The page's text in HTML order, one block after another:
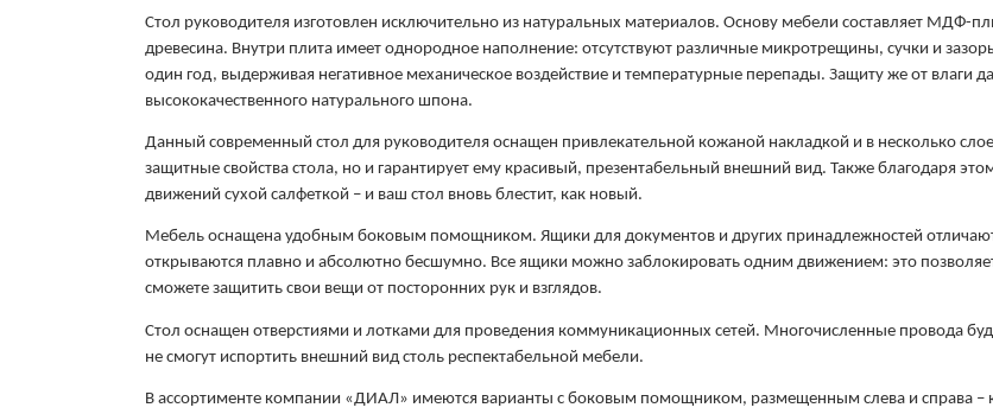
Стол руководителя изготовлен исключительно из натуральных материалов. Основу мебели составляет МДФ-
древесина. Внутри плита имеет однородное наполнение: отсутствуют различные микротрещины, сучки и
один год, выдерживая негативное механическое воздействие и температурные перепады. Защиту же от влаги
высококачественного натурального шпона.
Данный современный стол для руководителя оснащен привлекательной кожаной накладкой и в несколько
защитные свойства стола, но и гарантирует ему красивый, презентабельный внешний вид. Также благодаря
движений сухой салфеткой – и ваш стол вновь блестит, как новый.
Мебель оснащена удобным боковым помощником. Ящики для документов и других принадлежностей
открываются плавно и абсолютно бесшумно. Все ящики можно заблокировать одним движением: это
сможете защитить свои вещи от посторонних рук и взглядов.
Стол оснащен отверстиями и лотками для проведения коммуникационных сетей. Многочисленные провода
не смогут испортить внешний вид столь респектабельной мебели.
В ассортименте компании «ДИАЛ» имеются варианты с боковым помощником, размещенным слева и справа –